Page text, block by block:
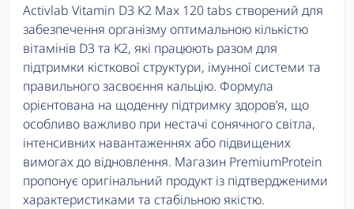
Activlab Vitamin D3 K2 Max 120 tabs створений для
забезпечення організму оптимальною кількістю
вітамінів D3 та K2, які працюють разом для
підтримки кісткової структури, імунної системи та
правильного засвоєння кальцію. Формула
орієнтована на щоденну підтримку здоров’я, що
особливо важливо при нестачі сонячного світла,
інтенсивних навантаженнях або підвищених
вимогах до відновлення. Магазин PremiumProtein
пропонує оригінальний продукт із підтвердженими
характеристиками та стабільною якістю.